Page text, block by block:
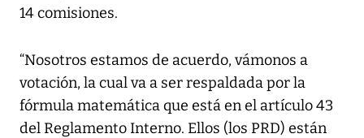
14 comisiones.
“Nosotros estamos de acuerdo, vámonos a
votación, la cual va a ser respaldada por la
fórmula matemática que está en el artículo 43
del Reglamento Interno. Ellos (los PRD) están